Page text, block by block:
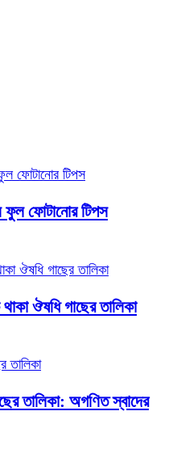
ফুল ফোটানোর টিপস
ঔষধি গাছের তালিকা
তালিকা: অগণিত স্বাদের